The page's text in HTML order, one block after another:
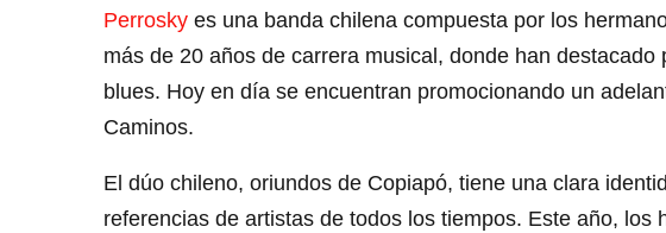
Perrosky es una banda chilena compuesta por los
más de 20 años de carrera musical, donde han
blues. Hoy en día se encuentran promocionando un
Caminos.
El dúo chileno, oriundos de Copiapó, tiene una clara
referencias de artistas de todos los tiempos. Este año, los